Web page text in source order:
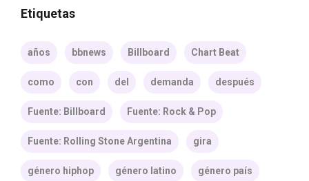
Etiquetas
años bbnews Billboard Chart Beat
como con del demanda después
Fuente: Billboard Fuente: Rock & Pop
Fuente: Rolling Stone Argentina gira
género hiphop género latino género país